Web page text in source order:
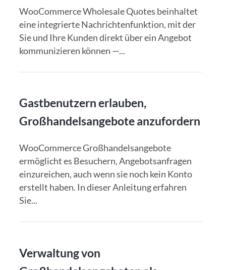
WooCommerce Wholesale Quotes beinhaltet
eine integrierte Nachrichtenfunktion, mit der
Sie und Ihre Kunden direkt über ein Angebot
kommunizieren können —...
Gastbenutzern erlauben,
Großhandelsangebote anzufordern
WooCommerce Großhandelsangebote
ermöglicht es Besuchern, Angebotsanfragen
einzureichen, auch wenn sie noch kein Konto
erstellt haben. In dieser Anleitung erfahren
Sie...
Verwaltung von